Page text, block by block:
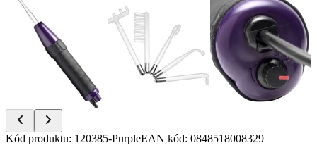
Item
Kód produktu: 120385-PurpleEAN kód: 0848518008329